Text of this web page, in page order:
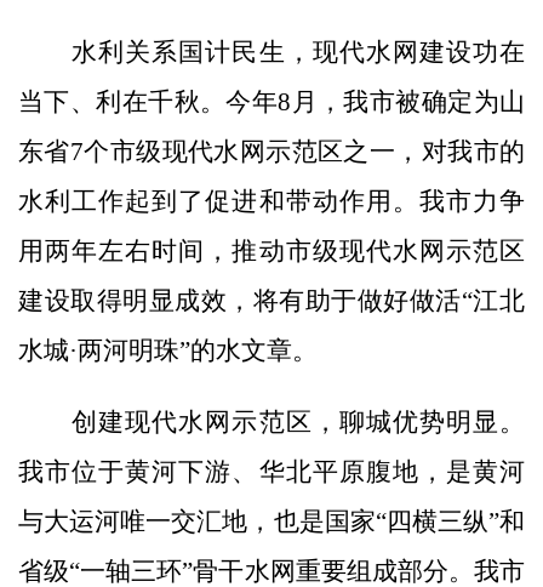
水利关系国计民生，现代水网建设功在
当下、利在千秋。今年8月，我市被确定为山
东省7个市级现代水网示范区之一，对我市的
水利工作起到了促进和带动作用。我市力争
用两年左右时间，推动市级现代水网示范区
建设取得明显成效，将有助于做好做活“江北
水城·两河明珠”的水文章。
创建现代水网示范区，聊城优势明显。
我市位于黄河下游、华北平原腹地，是黄河
与大运河唯一交汇地，也是国家“四横三纵”和
省级“一轴三环”骨干水网重要组成部分。我市